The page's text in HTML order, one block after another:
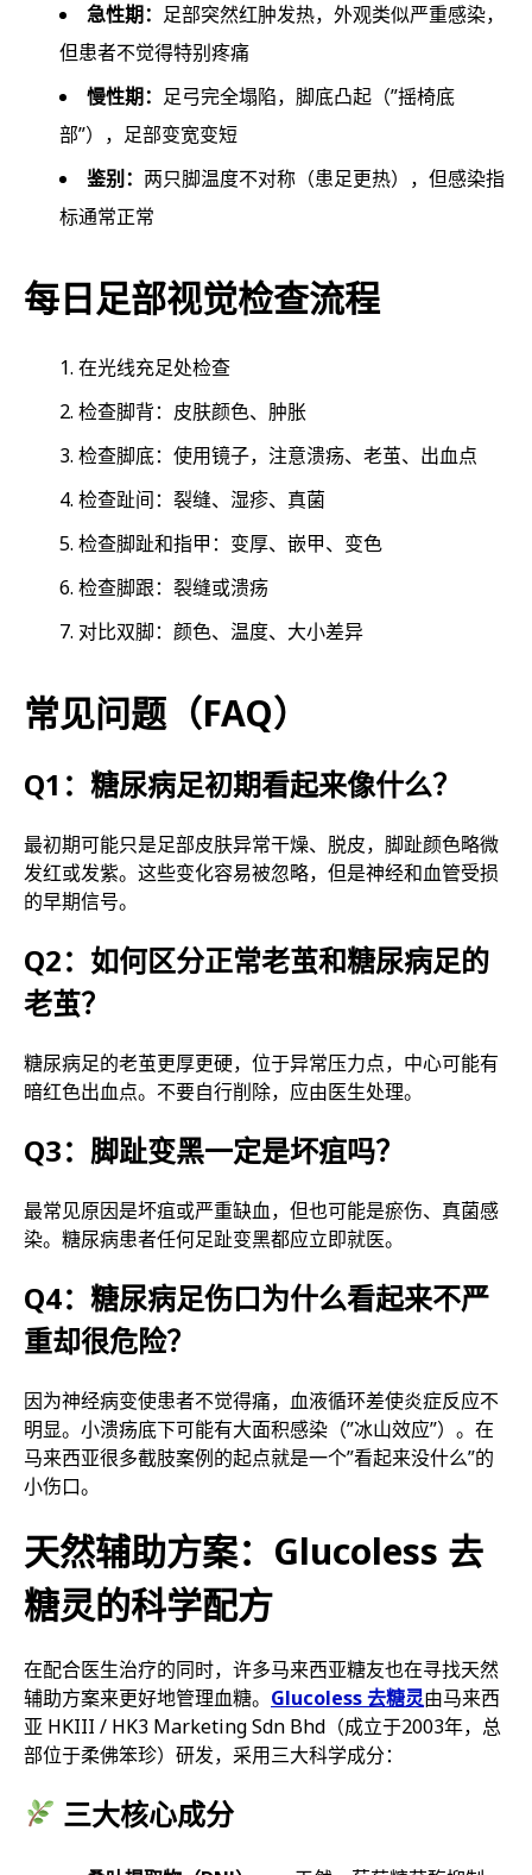
急性期： 足部突然红肿发热，外观类似严重感染，
但患者不觉得特别疼痛
慢性期： 足弓完全塌陷，脚底凸起（”摇椅底
部”），足部变宽变短
鉴别： 两只脚温度不对称（患足更热），但感染指
标通常正常
每日足部视觉检查流程
在光线充足处检查
检查脚背：皮肤颜色、肿胀
检查脚底：使用镜子，注意溃疡、老茧、出血点
检查趾间：裂缝、湿疹、真菌
检查脚趾和指甲：变厚、嵌甲、变色
检查脚跟：裂缝或溃疡
对比双脚：颜色、温度、大小差异
常见问题（FAQ）
Q1：糖尿病足初期看起来像什么？
最初期可能只是足部皮肤异常干燥、脱皮，脚趾颜色略微
发红或发紫。这些变化容易被忽略，但是神经和血管受损
的早期信号。
Q2：如何区分正常老茧和糖尿病足的
老茧？
糖尿病足的老茧更厚更硬，位于异常压力点，中心可能有
暗红色出血点。不要自行削除，应由医生处理。
Q3：脚趾变黑一定是坏疽吗？
最常见原因是坏疽或严重缺血，但也可能是瘀伤、真菌感
染。糖尿病患者任何足趾变黑都应立即就医。
Q4：糖尿病足伤口为什么看起来不严
重却很危险？
因为神经病变使患者不觉得痛，血液循环差使炎症反应不
明显。小溃疡底下可能有大面积感染（”冰山效应”）。在
马来西亚很多截肢案例的起点就是一个”看起来没什么”的
小伤口。
天然辅助方案：Glucoless 去
糖灵的科学配方
在配合医生治疗的同时，许多马来西亚糖友也在寻找天然
辅助方案来更好地管理血糖。 Glucoless 去糖灵由马来西
亚 HKIII / HK3 Marketing Sdn Bhd（成立于2003年，总
部位于柔佛笨珍）研发，采用三大科学成分：
三大核心成分